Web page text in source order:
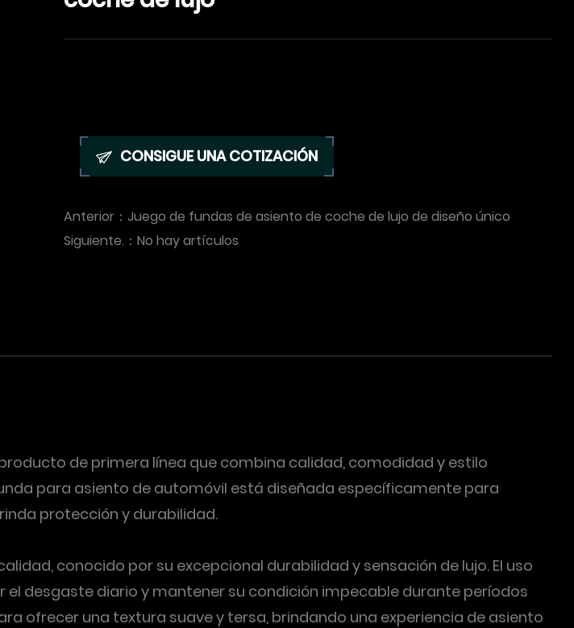
CONSIGUE UNA COTIZACIÓN
Anterior： Juego de fundas de asiento de coche de lujo de diseño único
Siguiente.： No hay artículos
de primera línea que combina calidad, comodidad y estilo
para asiento de automóvil está diseñada específicamente para
protección y durabilidad.
conocido por su excepcional durabilidad y sensación de lujo. El uso
desgaste diario y mantener su condición impecable durante períodos
ofrecer una textura suave y tersa, brindando una experiencia de asiento